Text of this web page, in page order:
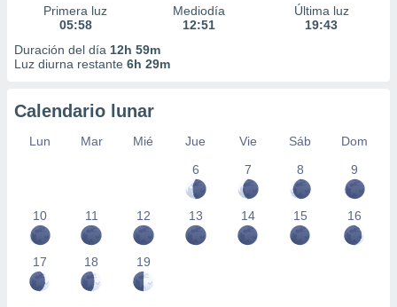
Primera luz
05:58
Mediodía
12:51
Última luz
19:43
Duración del día 12h 59m
Luz diurna restante 6h 29m
Calendario lunar
Lun Mar Mié Jue Vie Sáb
Dom
6
7 8 9
10 11 12 13 14 15 16
17 18 19